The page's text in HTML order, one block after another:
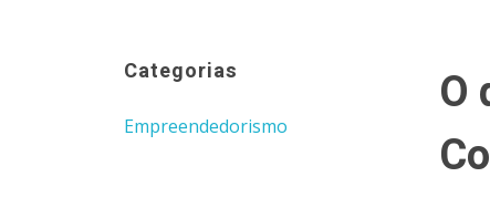
Categorias
Empreendedorismo
O